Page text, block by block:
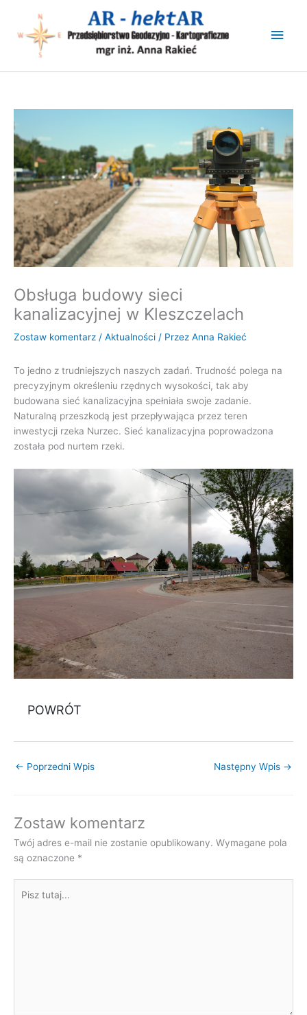
treści
Obsługa budowy sieci
kanalizacyjnej w Kleszczelach
Zostaw komentarz / Aktualności / Przez Anna Rakieć
To jedno z trudniejszych naszych zadań. Trudność polega na
precyzyjnym określeniu rzędnych wysokości, tak aby
budowana sieć kanalizacyjna spełniała swoje zadanie.
Naturalną przeszkodą jest przepływająca przez teren
inwestycji rzeka Nurzec. Sieć kanalizacyjna poprowadzona
została pod nurtem rzeki.
POWRÓT
← Poprzedni Wpis Następny Wpis →
Zostaw komentarz
Twój adres e-mail nie zostanie opublikowany. Wymagane pola
są oznaczone *
tutaj...